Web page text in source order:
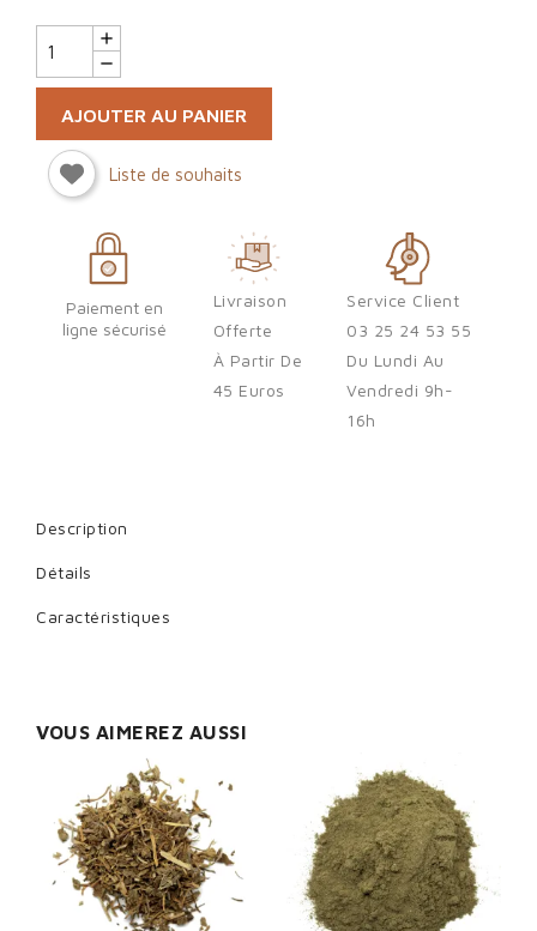
AJOUTER AU PANIER
Liste de souhaits
Paiement en
ligne sécurisé
Livraison
Offerte
À Partir De
45 Euros
Service Client
03 25 24 53 55
Du Lundi Au
Vendredi 9h-
16h
Description
Détails
Caractéristiques
VOUS AIMEREZ AUSSI
Sign in
You need to be logged in to save products in your wish list.